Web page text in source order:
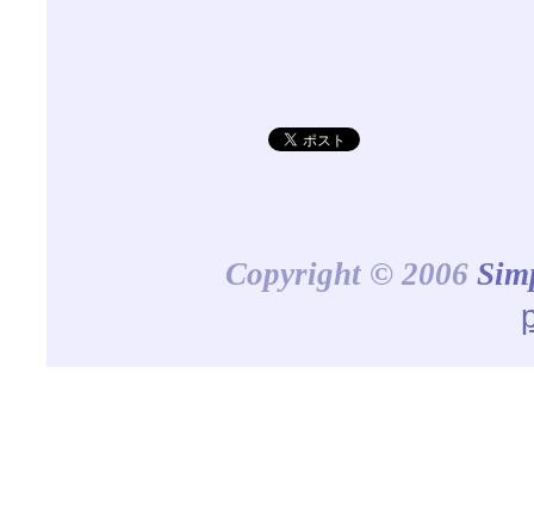
Copyright © 2006